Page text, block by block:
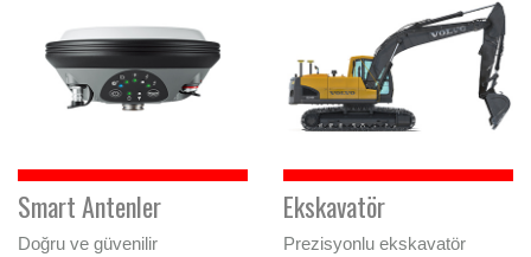
Smart Antenler
Doğru ve güvenilir
Ekskavatör
Prezisyonlu ekskavatör